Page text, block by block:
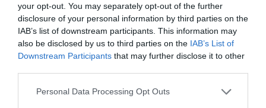
your opt-out. You may separately opt-out of the further
disclosure of your personal information by third parties on the
IAB’s list of downstream participants. This information may
also be disclosed by us to third parties on the IAB’s List of
Downstream Participants that may further disclose it to other
Personal Data Processing Opt Outs